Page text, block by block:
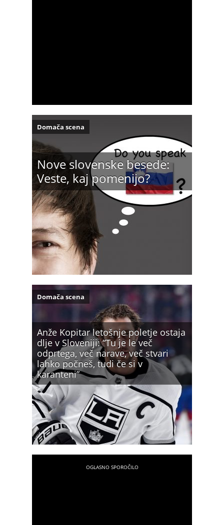
Nove slovenske besede:
Veste, kaj pomenijo?
Domača scena
Anže Kopitar letošnje poletje ostaja
dlje v Sloveniji: “Tu je le več
odprtega, več narave, več stvari
lahko počneš, tudi če si v
karanteni”
Domača scena